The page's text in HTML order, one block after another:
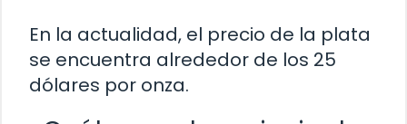
En la actualidad, el precio de la plata
se encuentra alrededor de los 25
dólares por onza.